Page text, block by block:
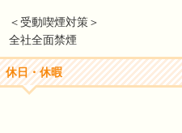
＜受動喫煙対策＞
全社全面禁煙
休日・休暇